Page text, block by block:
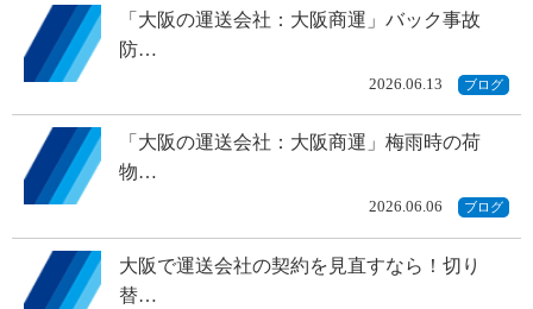
「大阪の運送会社：大阪商運」バック事故
防…
2026.06.13 ブログ
「大阪の運送会社：大阪商運」梅雨時の荷
物…
2026.06.06 ブログ
大阪で運送会社の契約を見直すなら！切り
替…